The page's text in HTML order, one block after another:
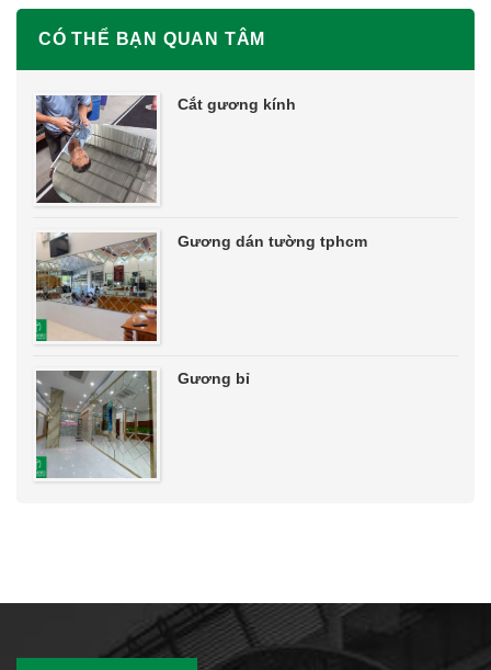
CÓ THỂ BẠN QUAN TÂM
Cắt gương kính
Gương dán tường tphcm
Gương bỉ